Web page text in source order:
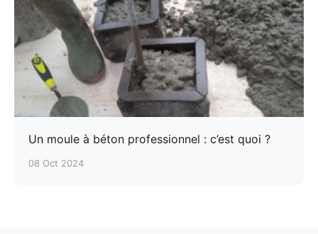
Un moule à béton professionnel : c’est quoi ?
08 Oct 2024